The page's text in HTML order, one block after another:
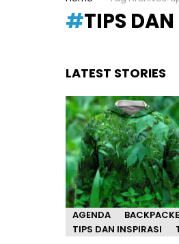
TIPS
LATEST STORIES
AGENDA
TIPS DAN INSPIRASI